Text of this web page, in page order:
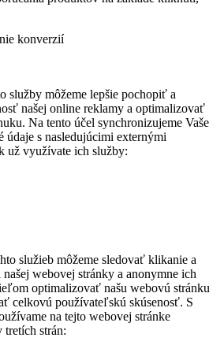
konverzií
služby môžeme lepšie pochopiť a
našej online reklamy a optimalizovať
Na tento účel synchronizujeme Vaše
údaje s nasledujúcimi externými
už využívate ich služby:
služieb môžeme sledovať klikanie a
webovej stránky a anonymne ich
optimalizovať našu webovú stránku
celkovú používateľskú skúsenosť. S
na tejto webovej stránke
tretích strán: